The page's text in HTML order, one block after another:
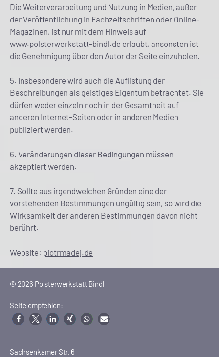
Die Weiterverarbeitung und Nutzung in Medien, außer
der Veröffentlichung in Fachzeitschriften oder Online-
Magazinen, ist nur mit dem Hinweis auf
www.polsterwerkstatt-bindl.de erlaubt, ansonsten ist
die Genehmigung über den Autor der Seite einzuholen.
5. Insbesondere wird auch die Auflistung der
Beschreibungen als geistiges Eigentum betrachtet. Sie
dürfen weder einzeln noch in der Gesamtheit auf
anderen Internet-Seiten oder in anderen Medien
publiziert werden.
6. Veränderungen dieser Bedingungen müssen
akzeptiert werden.
7. Sollte aus irgendwelchen Gründen eine der
vorstehenden Bestimmungen ungültig sein, so wird die
Wirksamkeit der anderen Bestimmungen davon nicht
berührt.
Website: piotrmadej.de
© 2026 Polsterwerkstatt Bindl
Seite empfehlen:
Sachsenkamer Str. 6